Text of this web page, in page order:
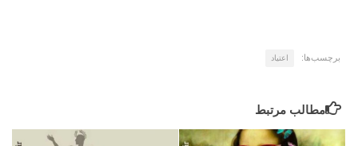
برچسب‌ها: اعتیاد
مطالب مرتبط